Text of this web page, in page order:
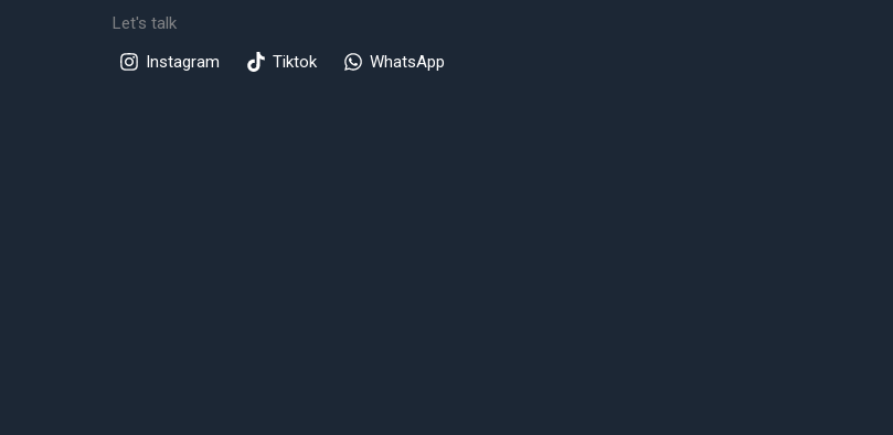
Let's talk
Instagram
Tiktok WhatsApp